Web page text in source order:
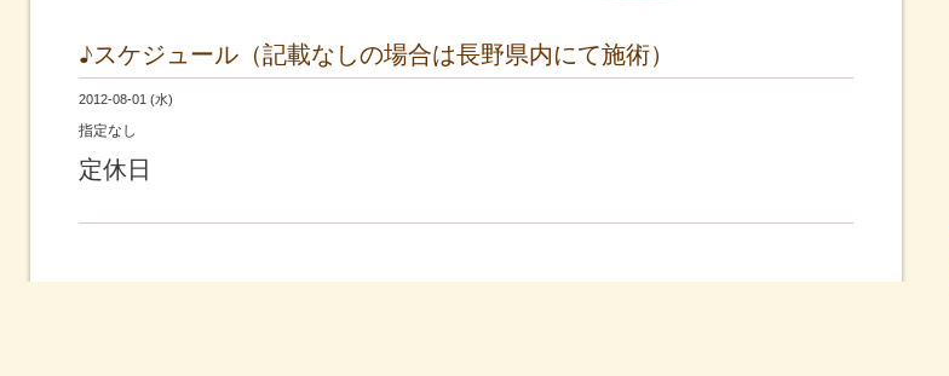
♪スケジュール（記載なしの場合は長野県内にて施術）
2012-08-01 (水)
指定なし
定休日